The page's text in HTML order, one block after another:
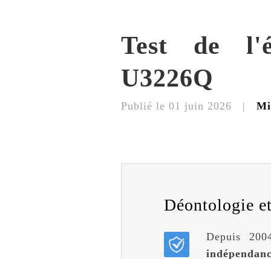
Test de
U3226Q
Publié le 01 juin 2026 |
Déontologie
Depuis